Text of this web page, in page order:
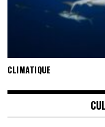
CLIMATIQUE